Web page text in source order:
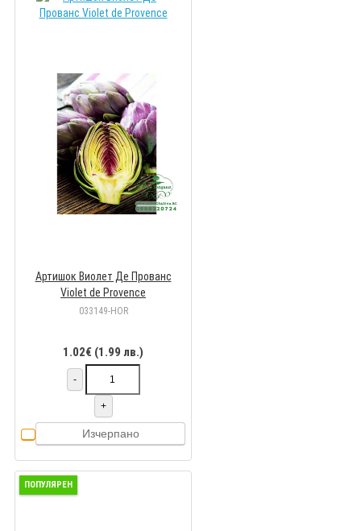
Артишок Виолет Де Прованс
Violet de Provence
033149-HOR
1.02€ (1.99 лв.)
-
+
Изчерпано
ПОПУЛЯРЕН